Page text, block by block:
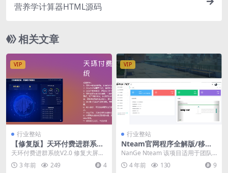
营养学计算器HTML源码
相关文章
VIP
行业整站
【修复版】天环付费进群系统
源码
天环付费进群系统V2.0 修复大屏打
开404问题 修复对接支付前台无响
应 3 年前 249 4
VIP
行业整站
Nteam官网程序全解版/移除
后门授权
NanGe Nteam 该项目适用于团队/
工作室等类型，全站由layui强力驱
动...4 年前 130 9